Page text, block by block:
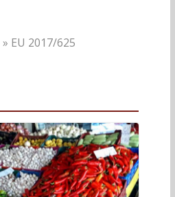
» EU 2017/625